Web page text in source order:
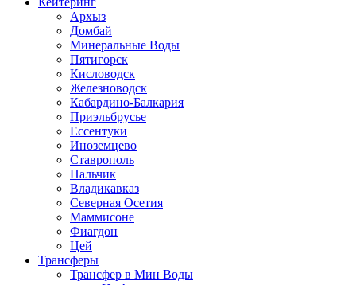
Архыз
Домбай
Минеральные Воды
Пятигорск
Кисловодск
Железноводск
Кабардино-Балкария
Приэльбрусье
Ессентуки
Иноземцево
Ставрополь
Нальчик
Владикавказ
Северная Осетия
Маммисоне
Фиагдон
Цей
Трансферы
Трансфер в Мин Воды